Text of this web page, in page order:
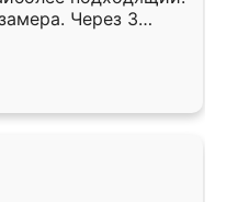
Через 3
Остались
Ренессанс
работу!